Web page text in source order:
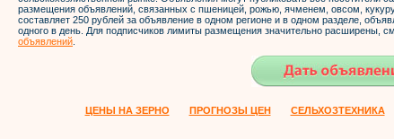
размещения объявлений, связанных с пшеницей, рожью, ячменем, овсом,
составляет 250 рублей за объявление в одном регионе и в одном разделе,
одного в день. Для подписчиков лимиты размещения значительно расширены,
объявлений
ЦЕНЫ НА ЗЕРНО ПРОГНОЗЫ ЦЕН СЕЛЬХОЗТЕХНИКА